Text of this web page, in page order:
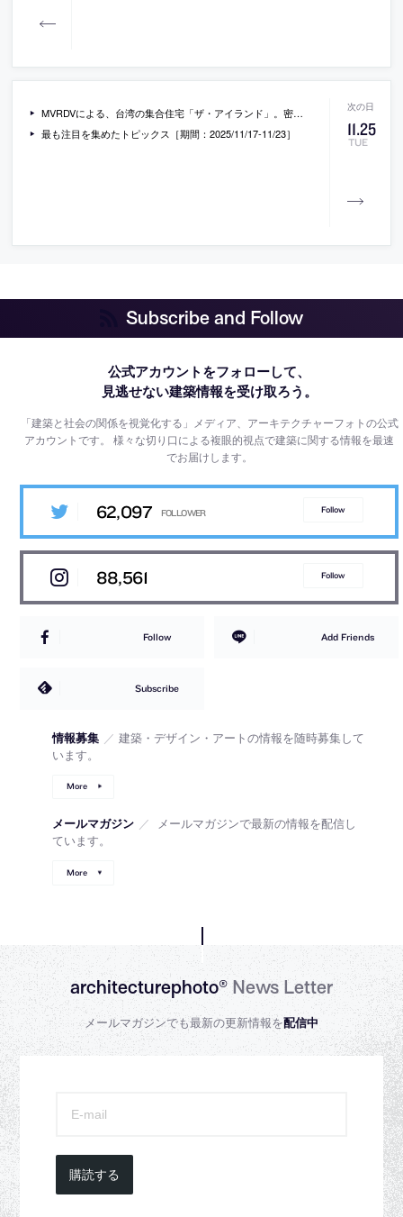
11.25
TUE
MVRDVによる、台湾の集合住宅「ザ・アイランド」。密集した商業地域での計画。“都市の中への緑のオアシスの創出”を目指し、ファサードに多数の植栽スペース付きのバルコニーなどを備えた建築を考案。緑と統合する有機的形態はガウディの建築からも着想を得る
最も注目を集めたトピックス［期間：2025/11/17-11/23］
Subscribe and Follow
公式アカウントをフォローして、
見逃せない建築情報を受け取ろう。
「建築と社会の関係を視覚化する」メディア、アーキテクチャーフォトの公式
アカウントです。様々な切り口による複眼的視点で建築に関する情報を最速
でお届けします。
62,097 Follow
88,561 Follow
Follow Add Friends
Subscribe
情報募集 ／ 建築・デザイン・アートの情報を随時募集して
います。
More
メールマガジン ／
メールマガジンで最新の情報を配信し
ています。
More
architecturephoto®News Letter
メールマガジンでも最新の更新情報を配信中
購読する